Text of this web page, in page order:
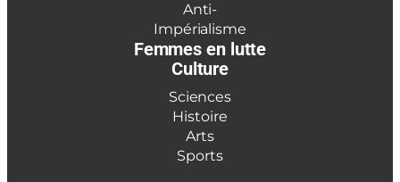
Anti-
Impérialisme
Femmes en lutte
Culture
Sciences
Histoire
Arts
Sports